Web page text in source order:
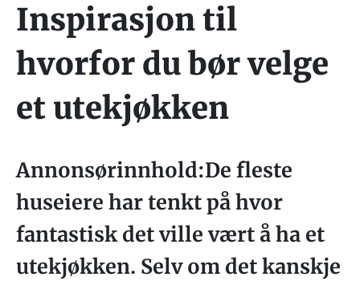
Inspirasjon til
hvorfor du bør velge
et utekjøkken
Annonsørinnhold:De fleste
huseiere har tenkt på hvor
fantastisk det ville vært å ha et
utekjøkken. Selv om det kanskje